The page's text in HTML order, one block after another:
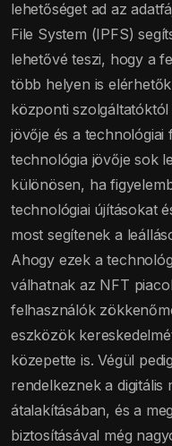
lehetőséget ad az
File System (IPFS)
lehetővé teszi, hogy a
több helyen is
központi
jövője és a
technológia jövője sok
különösen, ha
technológiai újításokat
most segítenek a
Ahogy ezek a
válhatnak az NFT
felhasználók
eszközök
közepette is. Végül
rendelkeznek a digitális
átalakításában, és a
biztosításával még